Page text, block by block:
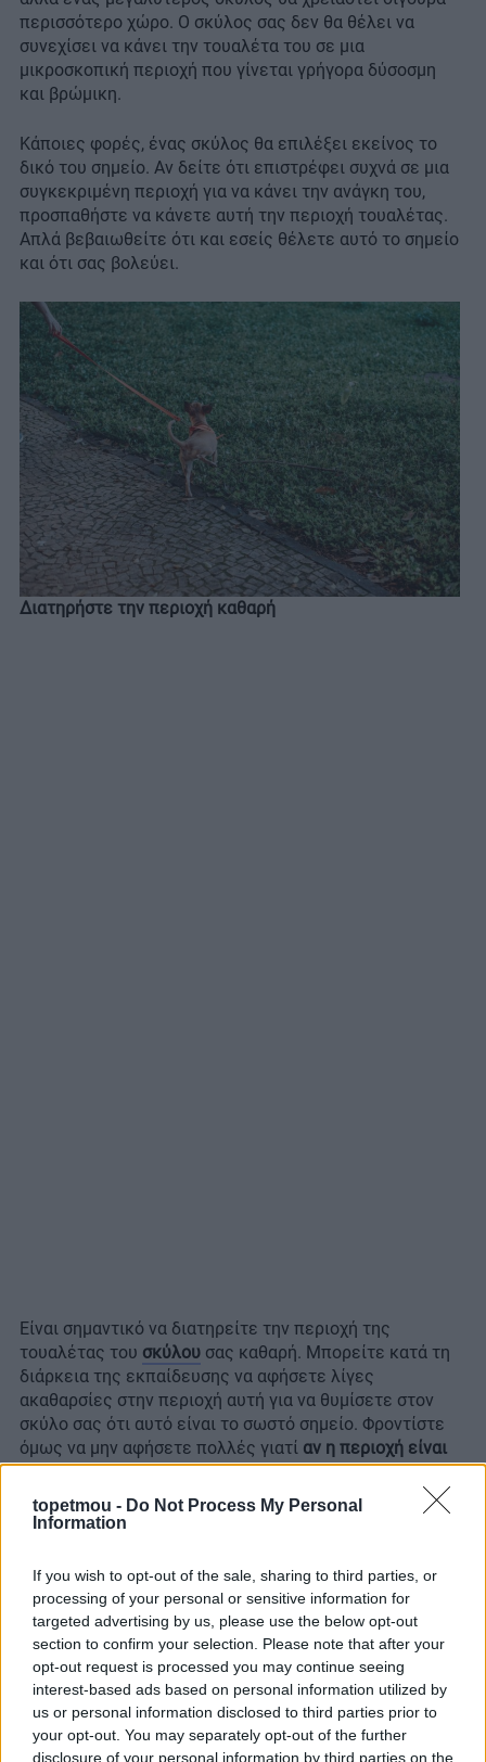
topetmou - Do Not Process My Personal
Information
If you wish to opt-out of the sale, sharing to third parties, or
processing of your personal or sensitive information for
targeted advertising by us, please use the below opt-out
section to confirm your selection. Please note that after your
opt-out request is processed you may continue seeing
interest-based ads based on personal information utilized by
us or personal information disclosed to third parties prior to
your opt-out. You may separately opt-out of the further
disclosure of your personal information by third parties on the
περισσότερο χώρο. Ο σκύλος σας δεν θα θέλει να
συνεχίσει να κάνει την τουαλέτα του σε μια
μικροσκοπική περιοχή που γίνεται γρήγορα δύσοσμη
και βρώμικη.
Κάποιες φορές, ένας σκύλος θα επιλέξει εκείνος το
δικό του σημείο. Αν δείτε ότι επιστρέφει συχνά σε μια
συγκεκριμένη περιοχή για να κάνει την ανάγκη του,
προσπαθήστε να κάνετε αυτή την περιοχή τουαλέτας.
Απλά βεβαιωθείτε ότι και εσείς θέλετε αυτό το σημείο
και ότι σας βολεύει.
Διατηρήστε την περιοχή καθαρή
Είναι σημαντικό να διατηρείτε την περιοχή της
τουαλέτας του σκύλου σας καθαρή. Μπορείτε κατά τη
διάρκεια της εκπαίδευσης να αφήσετε λίγες
ακαθαρσίες στην περιοχή αυτή για να θυμίσετε στον
σκύλο σας ότι αυτό είναι το σωστό σημείο. Φροντίστε
όμως να μην αφήσετε πολλές γιατί αν η περιοχή είναι
πολύ βρώμικη, ο σκύλος σας μπορεί να κοιτάξει να
πάει για την ανάγκη του κάπου αλλού.
Ένας από τους ευκολότερους τρόπους για να
εκπαιδεύσετε έναν σκύλο να πηγαίνει μόνος του σε
ένα σημείο για την ανάγκη του είναινα τον
εκπαιδεύσετε να πηγαίνει με εντολή.Πάρτε τον
λοιπόν με λουρί στο σημείο που θέλετε να
χρησιμοποιήσει και πείτε τη λέξη – εντολή. Κρατήστε
τον σε αυτό το σημείο μέχρι να κάνει την ανάγκη του.